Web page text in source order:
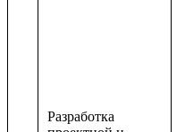
Разработка